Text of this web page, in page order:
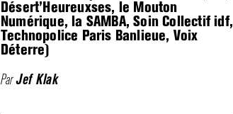
Désert’Heureuxses, le Mouton
Numérique, la SAMBA, Soin Collectif idf,
Technopolice Paris Banlieue, Voix
Déterre)
ParJef Klak